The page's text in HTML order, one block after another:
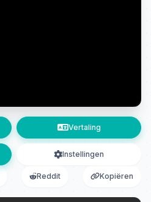
Vertaling
Instellingen
Reddit Kopiëren